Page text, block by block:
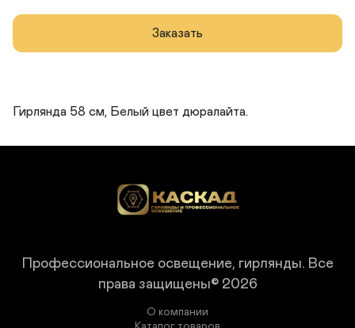
Заказать
Гирлянда 58 см, Белый цвет дюралайта.
Профессиональное освещение, гирлянды. Все
права защищены© 2026
О компании